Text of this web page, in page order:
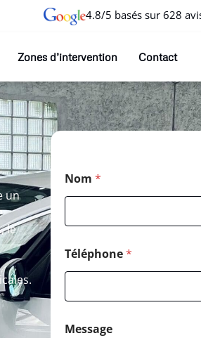
4.8/5 basés sur 628
Zones d’intervention Contact
un
le
Nom *
Téléphone*
Message